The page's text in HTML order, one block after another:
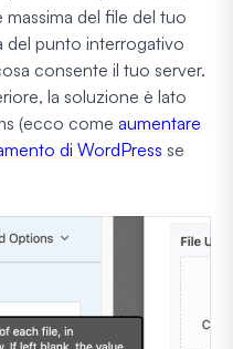
del file del tuo
del punto interrogativo
consente il tuo server.
la soluzione è lato
(ecco come aumentare
di WordPress se